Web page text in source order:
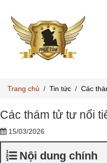
Trang chủ / Tin tức / Các
Các thám tử tư nổi
15/03/2026
Nội dung chính